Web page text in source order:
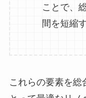
ことで、
間を短縮
これらの要素を総